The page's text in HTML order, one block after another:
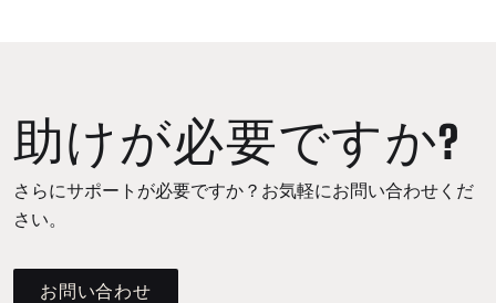
助けが必要ですか?
さらにサポートが必要ですか？お気軽にお問い合わせくだ
さい。
お問い合わせ